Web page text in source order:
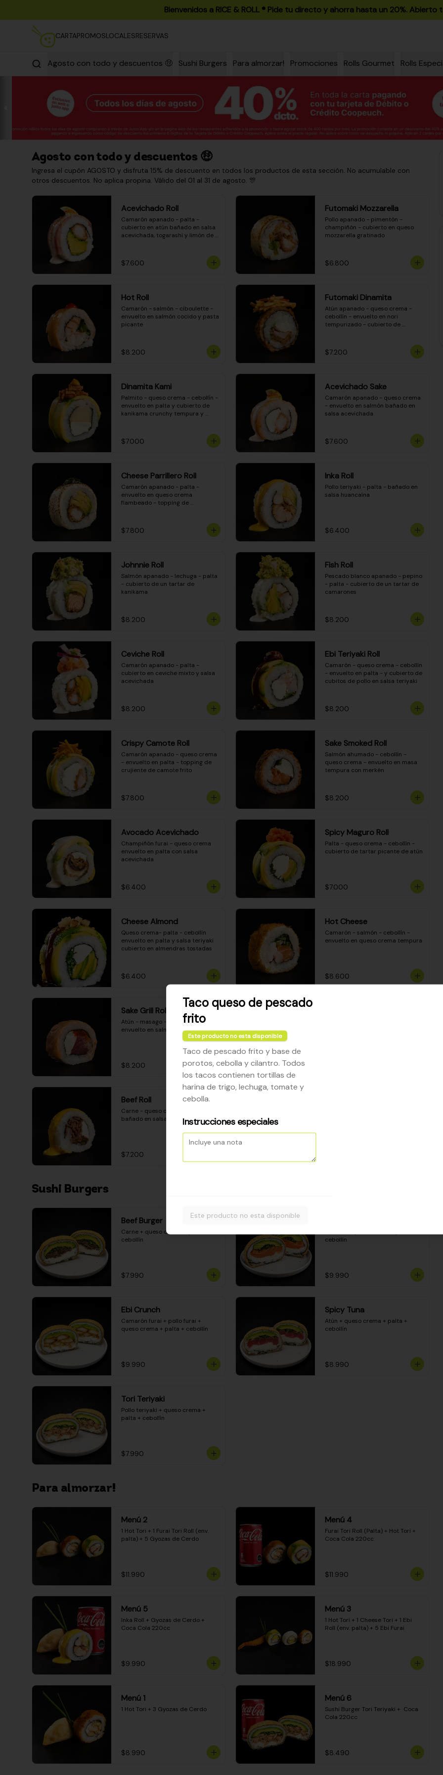
Bienvenidos a RICE & ROLL ®️ Pide tu directo y ahorra hasta un 20%. Abierto
CARTAPROMOSLOCALESRESERVAS
Agosto con todo y descuentos 🤑 Sushi Burgers Para almorzar! Promociones Rolls Gourmet Rolls
Agosto con todo y descuentos 🤑
Ingresa el cupón AGOSTO y disfruta 15% de descuento en todos los productos de esta sección. No acumulable con
otros descuentos. No aplica propina. Válido del 01 al 31 de agosto. 🎊
Acevichado Roll
Camarón apanado - palta -
cubierto en atún bañado en salsa
acevichada, togarashi y limón de
$7.600
Futomaki Mozzarella
Pollo apanado - pimentón -
champiñón - cubierto en queso
mozzarella gratinado
$6.800
Hot Roll
Camarón - salmón - ciboulette -
envuelto en salmón cocido y pasta
picante
$8.200
Futomaki Dinamita
Atún apanado - queso crema -
cebollín - envuelto en nori
tempurizado - cubierto de
$7.200
Dinamita Kami
Palmito - queso crema - cebollín -
envuelto en palta y cubierto de
kanikama crunchy tempura y
$7.000
Acevichado Sake
Camarón apanado - queso crema
- envuelto en salmón bañado en
salsa acevichada
$7.600
Cheese Parrillero Roll
Camarón apanado - palta -
envuelto en queso crema
flambeado - topping de
$7.800
Inka Roll
Pollo teriyaki - palta - bañado en
salsa huancaína
$6.400
Johnnie Roll
Salmón apanado - lechuga - palta
- cubierto de un tartar de
kanikama
$8.200
Fish Roll
Pescado blanco apanado - pepino
- palta - cubierto de un tartar de
camarones
$8.200
Ceviche Roll
Camarón apanado - palta -
cubierto en ceviche mixto y salsa
acevichada
$8.200
Ebi Teriyaki Roll
Camarón - queso crema - cebollín
- envuelto en palta - y cubierto de
cubitos de pollo en salsa teriyaki
$8.200
Crispy Camote Roll
Camarón apanado - queso crema
- envuelto en palta - topping de
crujiente de camote frito
$7.800
Sake Smoked Roll
Salmón ahumado - cebollín -
queso crema - envuelto en masa
tempura con merkén
$8.200
Avocado Acevichado
Champiñón furai - queso crema
envuelto en palta con salsa
acevichada
$6.400
Spicy Maguro Roll
Palta - queso crema - cebollín -
cubierto de tartar picante de atún
$7.000
Cheese Almond
Queso crema- palta - cebollín
envuelto en palta y salsa teriyaki
cubierto en almendras tostadas
$6.400
Hot Cheese
Camarón - salmón - cebollín -
envuelto en queso crema tempura
$8.600
Sake Grill Roll
Atún - masago - queso crema -
envuelto en salmón gratinado
$8.200
Beef Roll
Carne - queso crema - pimentón -
bañado en salsa huancaína
$7.200
Sushi Burgers
Beef Burger
Carne + queso crema + palta +
cebollín
$7.990
cebollín
$9.990
Ebi Crunch
Camarón furai + pollo furai +
queso crema + palta + cebollín
$9.990
Spicy Tuna
Atún + queso crema + palta +
cebollín
$8.990
Tori Teriyaki
Pollo teriyaki + queso crema +
palta + cebollín
$7.990
Para almorzar!
Menú 2
1 Hot Tori + 1 Furai Tori Roll (env.
palta) + 5 Gyozas de Cerdo
$11.990
Menú 4
Furai Tori Roll (Palta) + Hot Tori +
Coca Cola 220cc
$11.990
Menú 5
Inka Roll + Gyozas de Cerdo +
Coca Cola 220cc
$9.990
Menú 3
1 Hot Tori + 1 Cheese Tori + 1 Ebi
Roll (env. palta) + 5 Ebi Furai
$18.990
Menú 1
1 Hot Tori + 3 Gyozas de Cerdo
$8.990
Menú 6
Sushi Burger Tori Teriyaki +  Coca
Cola 220cc
$8.490
Taco queso de pescado
frito
Este producto no esta disponible
Taco de pescado frito y base de
porotos, cebolla y cilantro. Todos
los tacos contienen tortillas de
harina de trigo, lechuga, tomate y
cebolla.
Instrucciones especiales
Este producto no esta disponible